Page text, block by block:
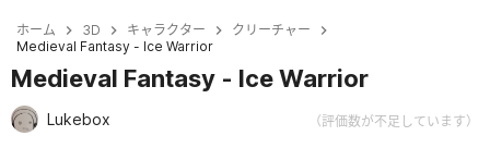
ホーム 3D キャラクター
クリーチャー
Medieval Fantasy - Ice Warrior
Medieval Fantasy - Ice Warrior
Lukebox （評価数が不足しています）